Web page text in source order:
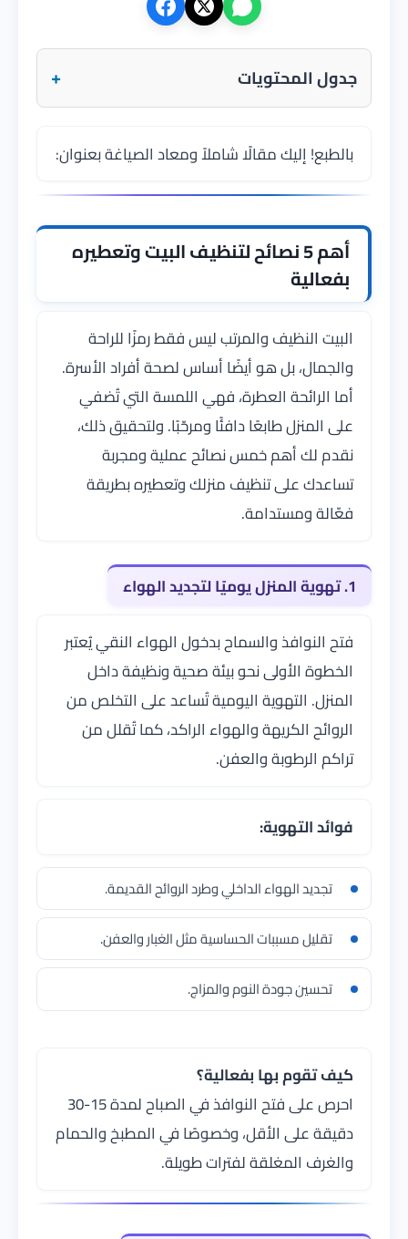
جدول المحتويات +
بالطبع! إليك مقالًا شاملاً ومعاد الصياغة بعنوان:
أهم 5 نصائح لتنظيف البيت وتعطيره
بفعالية
البيت النظيف والمرتب ليس فقط رمزًا للراحة
والجمال، بل هو أيضًا أساس لصحة أفراد الأسرة.
أما الرائحة العطرة، فهي اللمسة التي تُضفي
على المنزل طابعًا دافئًا ومرحّبًا. ولتحقيق ذلك،
نقدم لك أهم خمس نصائح عملية ومجربة
تساعدك على تنظيف منزلك وتعطيره بطريقة
فعّالة ومستدامة.
1. تهوية المنزل يوميًا لتجديد الهواء
فتح النوافذ والسماح بدخول الهواء النقي يُعتبر
الخطوة الأولى نحو بيئة صحية ونظيفة داخل
المنزل. التهوية اليومية تُساعد على التخلص من
الروائح الكريهة والهواء الراكد، كما تُقلل من
تراكم الرطوبة والعفن.
فوائد التهوية:
تجديد الهواء الداخلي وطرد الروائح القديمة.
تقليل مسببات الحساسية مثل الغبار والعفن.
تحسين جودة النوم والمزاج.
كيف تقوم بها بفعالية؟
احرص على فتح النوافذ في الصباح لمدة 15-30
دقيقة على الأقل، وخصوصًا في المطبخ والحمام
والغرف المغلقة لفترات طويلة.